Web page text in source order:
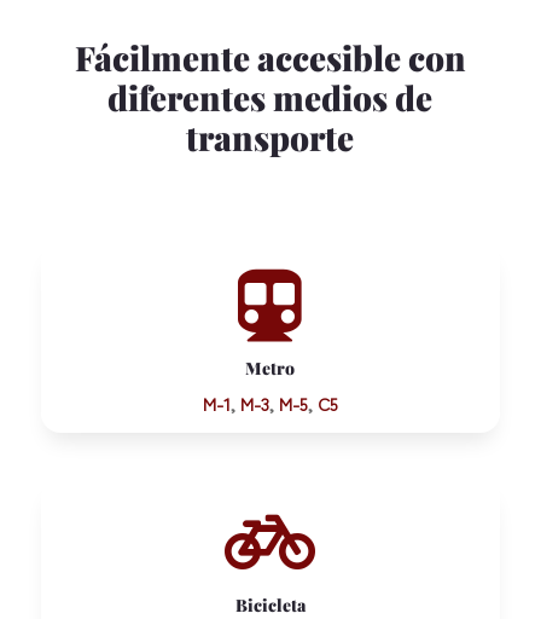
Fácilmente accesible con
diferentes medios de
transporte

Metro
M-1, M-3, M-5, C5

Bicicleta